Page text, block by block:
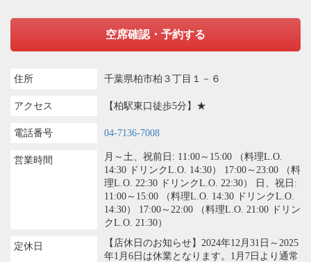
空席確認・予約する
住所 千葉県柏市柏３丁目１－６
アクセス 【柏駅東口徒歩5分】★
電話番号 04-7136-7008
営業時間
月～土、祝前日: 11:00～15:00 （料理L.O.
14:30 ドリンクL.O. 14:30） 17:00～23:00 （料
理L.O. 22:30 ドリンクL.O. 22:30） 日、祝日:
11:00～15:00 （料理L.O. 14:30 ドリンクL.O.
14:30） 17:00～22:00 （料理L.O. 21:00 ドリン
クL.O. 21:30）
定休日
【店休日のお知らせ】2024年12月31日～2025
年1月6日は休業となります。1月7日より通常